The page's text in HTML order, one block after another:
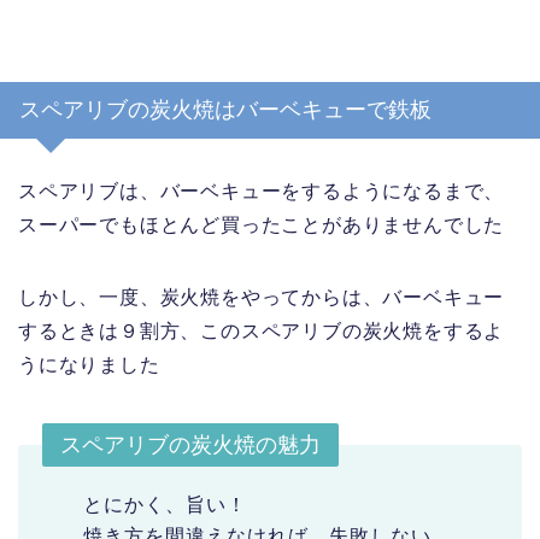
スペアリブの炭火焼はバーベキューで鉄板
スペアリブは、バーベキューをするようになるまで、
スーパーでもほとんど買ったことがありませんでした
しかし、一度、炭火焼をやってからは、バーベキュー
するときは９割方、このスペアリブの炭火焼をするよ
うになりました
スペアリブの炭火焼の魅力
とにかく、旨い！